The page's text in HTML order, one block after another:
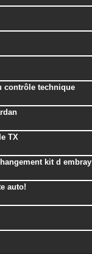
contrôle technique
TX
kit d embray
auto!